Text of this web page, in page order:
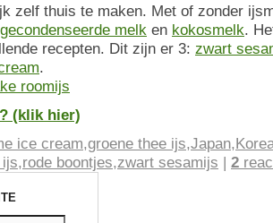
zelf thuis te maken. Met of zonder
gecondenseerde melk en kokosmelk.
recepten. Dit zijn er 3: zwart
.
roomijs
(klik hier)
ice cream,groene thee ijs,Japan,
ijs,rode boontjes,zwart sesamijs | 2